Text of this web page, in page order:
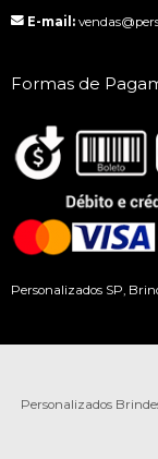
E-mail:
Formas de
Personalizados SP,
Personalizados